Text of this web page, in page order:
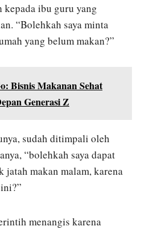
kepada ibu guru yang
“Bolehkah saya minta
yang belum makan?”
Bisnis Makanan Sehat
Generasi Z
sudah ditimpali oleh
“bolehkah saya dapat
makan malam, karena
menangis karena